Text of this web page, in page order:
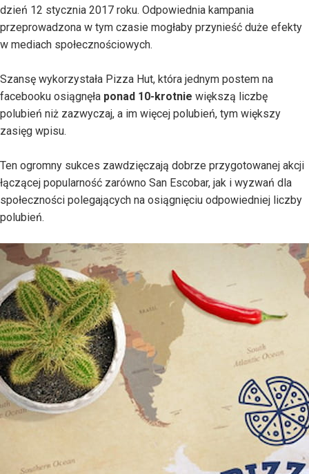
dzień 12 stycznia 2017 roku. Odpowiednia kampania
przeprowadzona w tym czasie mogłaby przynieść duże efekty
w mediach społecznościowych.
Szansę wykorzystała Pizza Hut, która jednym postem na
facebooku osiągnęła ponad 10-krotnie większą liczbę
polubień niż zazwyczaj, a im więcej polubień, tym większy
zasięg wpisu.
Ten ogromny sukces zawdzięczają dobrze przygotowanej akcji
łączącej popularność zarówno San Escobar, jak i wyzwań dla
społeczności polegających na osiągnięciu odpowiedniej liczby
polubień.